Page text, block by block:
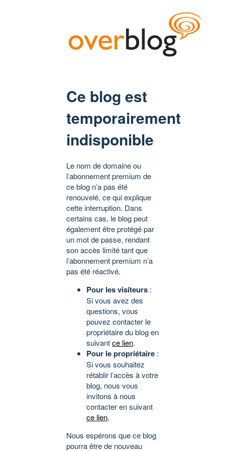
Ce blog est
temporairement
indisponible
Le nom de domaine ou
l’abonnement premium de
ce blog n’a pas été
renouvelé, ce qui explique
cette interruption. Dans
certains cas, le blog peut
également être protégé par
un mot de passe, rendant
son accès limité tant que
l’abonnement premium n’a
pas été réactivé.
Pour les visiteurs :
Si vous avez des
questions, vous
pouvez contacter le
propriétaire du blog en
suivantce lien.
Pour le propriétaire :
Si vous souhaitez
rétablir l’accès à votre
blog, nous vous
invitons à nous
contacter en suivant
ce lien.
Nous espérons que ce blog
pourra être de nouveau